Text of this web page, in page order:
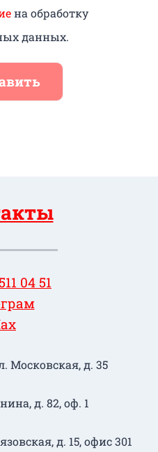
на обработку
данных.
04 51
Московская, д. 35
д. 82, оф. 1
д. 15, офис 301